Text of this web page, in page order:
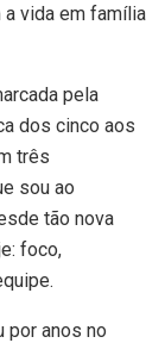
vida em família
pela
dos cinco aos
três
sou ao
tão nova
foco,
por anos no